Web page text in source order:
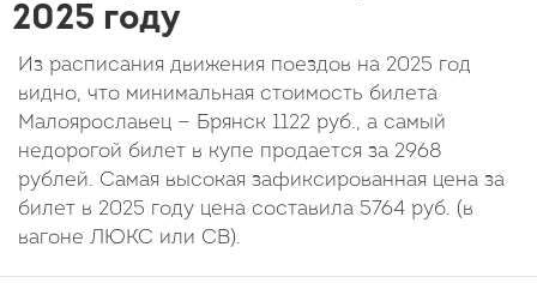
2025 году
Из расписания движения поездов на 2025 год
видно, что минимальная стоимость билета
Малоярославец — Брянск 1122 руб., а самый
недорогой билет в купе продается за 2968
рублей. Самая высокая зафиксированная цена за
билет в 2025 году цена составила 5764 руб. (в
вагоне ЛЮКС или СВ).